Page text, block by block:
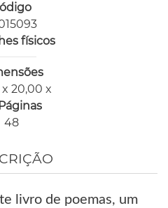
físicos
x 20,00 x
48
livro de poemas, um